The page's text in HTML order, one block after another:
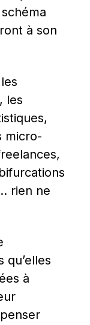
à son
les
micro-
rien ne
qu’elles
à